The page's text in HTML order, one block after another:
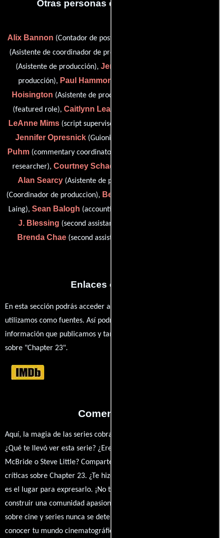
Otras personas que participaron
Alix Bannon (Contador de post-producción),
(Asistente de coordinador de producción),
(Asistente de producción), Jeremiah Cullen
producción), Paul Hammond
Hoisington (Asistente de producción),
(featured role), Caitlynn Leary
LeAnne Mims (script supervisor: additional and second units),
Jennifer Opresnick(Guionista supervisor),
Puhm(commentary coordinator),
researcher), Courtney Schade
Alan Searcy(Asistente de producción),
(Coordinador de produccion), Betsy Zelen
Laing), Sean Balogh (accounting clerk (uncredited)),
J. Blessing (second assistant accountant (uncredited)) y
Brenda Chae(second assistant accountant (uncredited))
Enlaces externos
En esta sección podrás acceder a los recursos externos que
utilizamos como fuentes. Así podrás chequear toda la
información que publicamos y también ampliar tu conocimiento
sobre "Chapter 23".
Comentarios
Aquí, la magia de las series cobra vida a través de tus opiniones.
¿Qué te llevó ver esta serie? ¿Eres fan de Jody Hill, Danny
McBride o Steve Little? Comparte tus pensamientos, emociones y
críticas sobre Chapter 23. ¿Te hizo reír, llorar o reflexionar? Este
es el lugar para expresarlo. ¡No te guardes nada! Queremos
construir una comunidad apasionada donde la conversación
sobre cine y series nunca se detenga. Únete a la charla y déjanos
conocer tu mundo cinematográfico. ¡Los comentarios son la